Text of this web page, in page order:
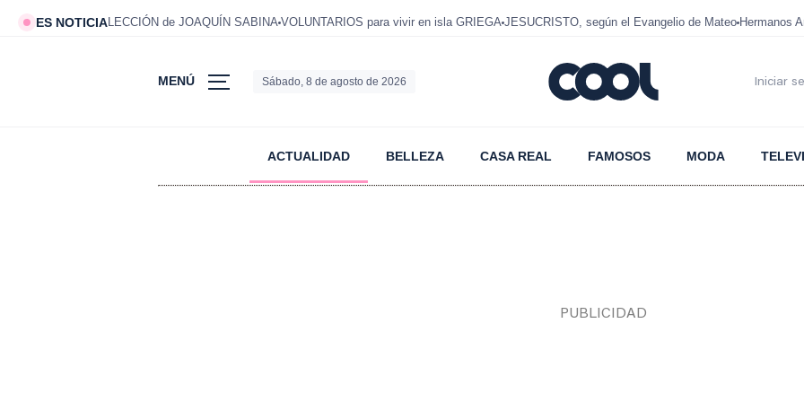
ES NOTICIALECCIÓN de JOAQUÍN SABINA VOLUNTARIOS para vivir en isla GRIEGA JESUCRISTO, según el Evangelio de Mateo Hermanos
MENÚ Sábado, 8 de agosto de 2026 Iniciar
ACTUALIDAD BELLEZA CASA REAL FAMOSOS MODA